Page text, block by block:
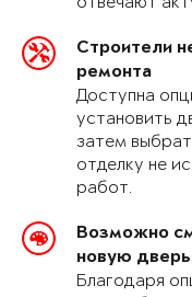
Строители
ремонта
Доступна
установить
затем
отделку не
работ.
Возможно
новую дверь
Благодаря